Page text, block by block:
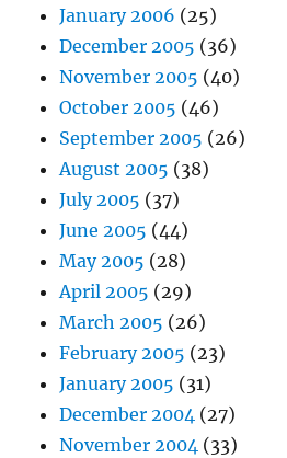
January 2006 (25)
December 2005 (36)
November 2005 (40)
October 2005 (46)
September 2005 (26)
August 2005 (38)
July 2005 (37)
June 2005 (44)
May 2005 (28)
April 2005 (29)
March 2005 (26)
February 2005 (23)
January 2005 (31)
December 2004 (27)
November 2004 (33)